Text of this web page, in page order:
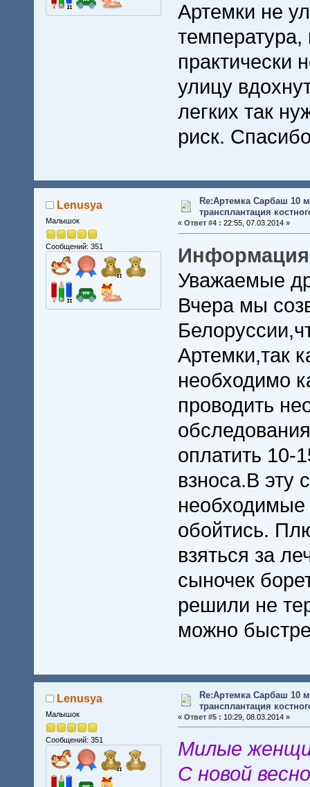
Артемки не
температура,
практически
улицу
легких так
риск.
Lenusya
Малышок
Сообщений: 351
Re:Артемка Сарбаш 10
трансплантация
« Ответ #4 : 22:55, 07.03.2014 »
Уважаемые
Вчера мы
Артемки,так
необходимо
проводить
оплатить 10-
взноса.В эту
необходимые
обойтись.
взяться за
сыночек
решили не
можно
Lenusya
Малышок
Сообщений: 351
Re:Артемка Сарбаш 10
трансплантация
« Ответ #5 : 10:29, 08.03.2014 »
Милые
С новой